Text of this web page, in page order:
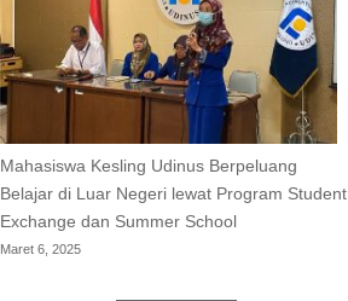
Mahasiswa Kesling Udinus Berpeluang
Belajar di Luar Negeri lewat Program Student
Exchange dan Summer School
Maret 6, 2025